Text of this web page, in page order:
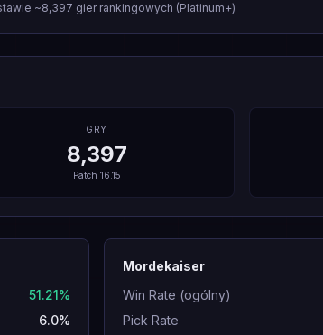
~8,397 gier rankingowych (Platinum+)
GRY
8,397
Patch 16.15
51.21%
6.0%
Mordekaiser
Win Rate (ogólny)
Pick Rate